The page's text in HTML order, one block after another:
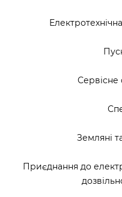
Сервісне
Земляні
Приєднання до